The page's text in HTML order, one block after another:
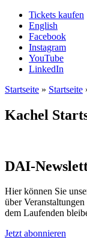
Tickets kaufen
English
Facebook
Instagram
YouTube
LinkedIn
Startseite » Startseite
Kachel
DAI-
Hier können Sie
über
dem Laufenden
Jetzt abonnieren